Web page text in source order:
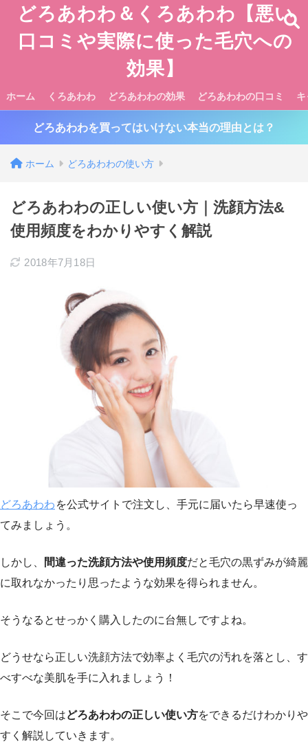
どろあわわ＆くろあわわ【悪い
口コミや実際に使った毛穴への
効果】
ホーム くろあわわ どろあわわの効果 どろあわわの口コミ
どろあわわを買ってはいけない本当の理由とは？
ホーム どろあわわの使い方
どろあわわの正しい使い方｜洗顔方法&
使用頻度をわかりやすく解説
2018年7月18日
どろあわわ を公式サイトで注文し、手元に届いたら早速使っ
てみましょう。
しかし、 間違った洗顔方法や使用頻度だと毛穴の黒ずみが綺麗
に取れなかったり思ったような効果を得られません。
そうなるとせっかく購入したのに台無しですよね。
どうせなら正しい洗顔方法で効率よく毛穴の汚れを落とし、す
べすべな美肌を手に入れましょう！
そこで今回はどろあわわの正しい使い方をできるだけわかりや
すく解説していきます。